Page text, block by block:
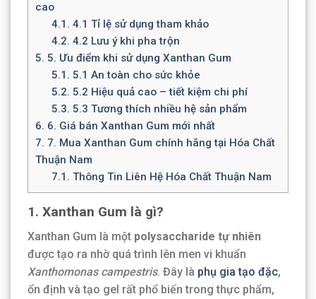
cao
4.1. 4.1 Tỉ lệ sử dụng tham khảo
4.2. 4.2 Lưu ý khi pha trộn
5. 5. Ưu điểm khi sử dụng Xanthan Gum
5.1. 5.1 An toàn cho sức khỏe
5.2. 5.2 Hiệu quả cao – tiết kiệm chi phí
5.3. 5.3 Tương thích nhiều hệ sản phẩm
6. 6. Giá bán Xanthan Gum mới nhất
7. 7. Mua Xanthan Gum chính hãng tại Hóa Chất
Thuận Nam
7.1. Thông Tin Liên Hệ Hóa Chất Thuận Nam
1. Xanthan Gum là gì?
Xanthan Gum là một polysaccharide tự nhiên
được tạo ra nhờ quá trình lên men vi khuẩn
Xanthomonas campestris. Đây là phụ gia tạo đặc,
ổn định và tạo gel rất phổ biến trong thực phẩm,